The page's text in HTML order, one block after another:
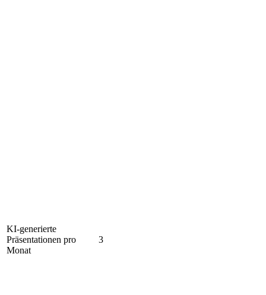
KI-generierte
Präsentationen pro
Monat
3